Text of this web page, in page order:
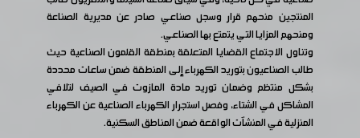
المنتجين منحهم قرار وسجل صناعي صادر عن مديرية الصناعة
ومنحهم المزايا التي يتمتع بها الصناعي.
وتناول الاجتماع القضايا المتعلقة بمنطقة القلمون الصناعية حيث
طالب الصناعيون بتوريد الكهرباء إلى المنطقة ضمن ساعات محددة
بشكل منتظم وضمان توريد مادة المازوت في الصيف لتلافي
المشاكل في الشتاء، وفصل استجرار الكهرباء الصناعية عن الكهرباء
المنزلية في المنشآت الواقعة ضمن المناطق السكنية.